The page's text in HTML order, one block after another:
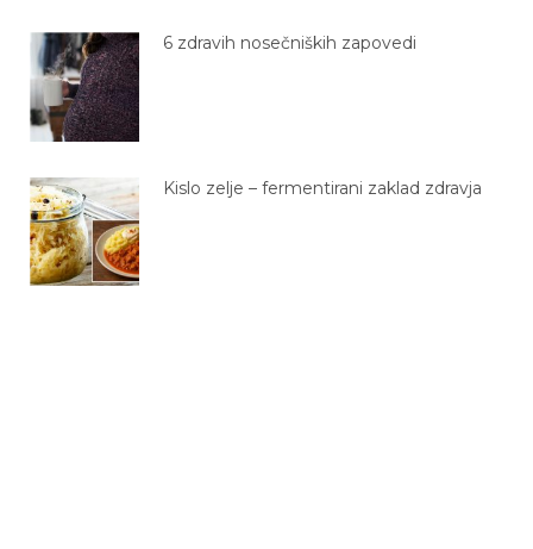
6 zdravih nosečniških zapovedi
Kislo zelje – fermentirani zaklad zdravja